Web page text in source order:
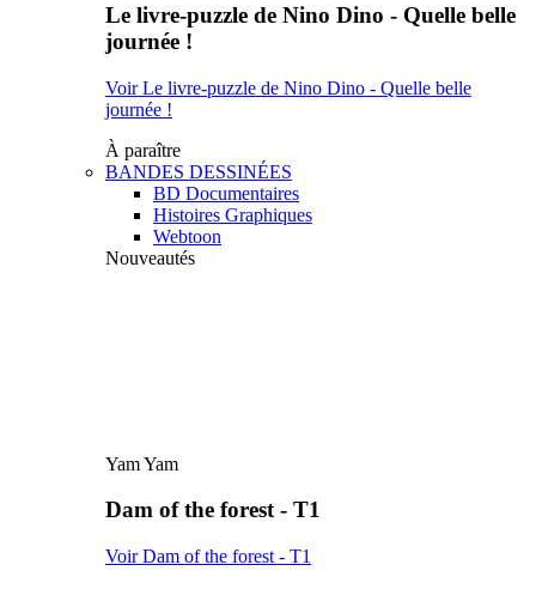
Le livre-puzzle de Nino Dino - Quelle belle
journée !
Voir Le livre-puzzle de Nino Dino - Quelle belle
journée !
À paraître
BANDES DESSINÉES
BD Documentaires
Histoires Graphiques
Webtoon
Nouveautés
Yam Yam
Dam of the forest - T1
Voir Dam of the forest - T1